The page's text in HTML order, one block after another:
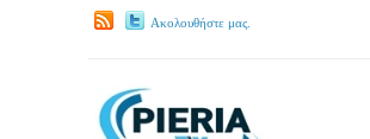
Ακολουθήστε μας.